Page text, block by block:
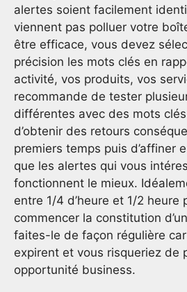
alertes soient facilement
viennent pas polluer votre
être efficace, vous devez
précision les mots clés en
activité, vos produits, vos
recommande de tester
différentes avec des mots
d’obtenir des retours
premiers temps puis d’affiner
que les alertes qui vous
fonctionnent le mieux.
entre 1/4 d’heure et 1/2 heure
commencer la constitution
faites-le de façon régulière
expirent et vous risqueriez de
opportunité business.